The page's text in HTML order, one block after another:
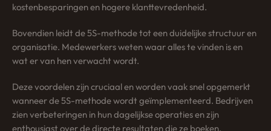
kostenbesparingen en hogere klanttevredenheid.
Bovendien leidt de 5S-methode tot een duidelijke structuur en
organisatie. Medewerkers weten waar alles te vinden is en
wat er van hen verwacht wordt.
Deze voordelen zijn cruciaal en worden vaak snel opgemerkt
wanneer de 5S-methode wordt geïmplementeerd. Bedrijven
zien verbeteringen in hun dagelijkse operaties en zijn
enthousiast over de directe resultaten die ze boeken.